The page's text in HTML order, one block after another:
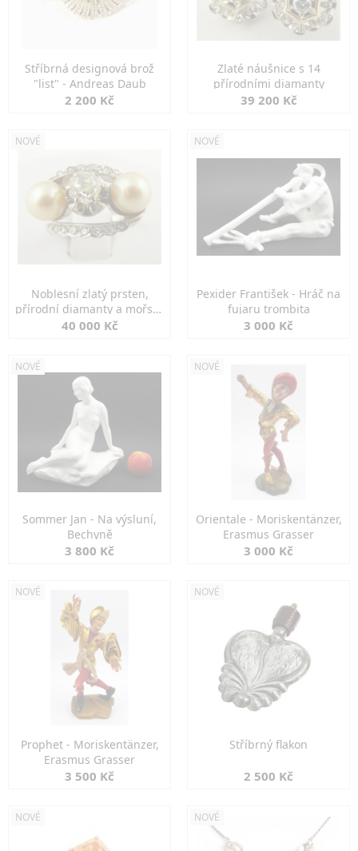
Stříbrná designová brož
"list" - Andreas Daub
2 200 Kč
Zlaté náušnice s 14
přírodními diamanty
39 200 Kč
NOVÉ
Noblesní zlatý prsten,
přírodní diamanty a mořské
perly
40 000 Kč
NOVÉ
Pexider František - Hráč na
fujaru trombita
3 000 Kč
NOVÉ
Sommer Jan - Na výsluní,
Bechyně
3 800 Kč
NOVÉ
Orientale - Moriskentänzer,
Erasmus Grasser
3 000 Kč
NOVÉ
Prophet - Moriskentänzer,
Erasmus Grasser
3 500 Kč
NOVÉ
Stříbrný flakon
2 500 Kč
NOVÉ NOVÉ